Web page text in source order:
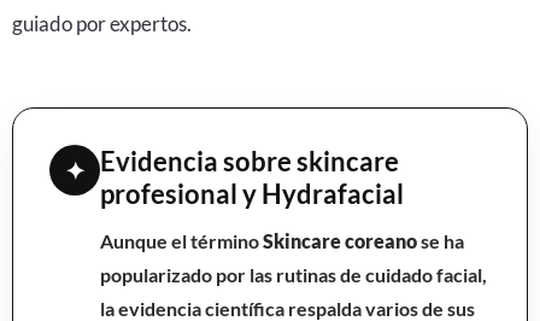
guiado por expertos.
✦ Evidencia sobre skincare
profesional y Hydrafacial
Aunque el términoSkincare coreanose ha
popularizado por las rutinas de cuidado facial,
la evidencia científica respalda varios de sus